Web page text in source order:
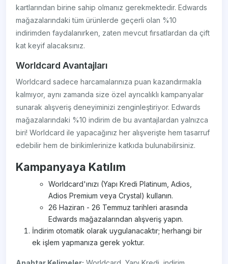
kartlarından birine sahip olmanız gerekmektedir. Edwards
mağazalarındaki tüm ürünlerde geçerli olan %10
indirimden faydalanırken, zaten mevcut fırsatlardan da çift
kat keyif alacaksınız.
Worldcard Avantajları
Worldcard sadece harcamalarınıza puan kazandırmakla
kalmıyor, aynı zamanda size özel ayrıcalıklı kampanyalar
sunarak alışveriş deneyiminizi zenginleştiriyor. Edwards
mağazalarındaki %10 indirim de bu avantajlardan yalnızca
biri! Worldcard ile yapacağınız her alışverişte hem tasarruf
edebilir hem de birikimlerinize katkıda bulunabilirsiniz.
Kampanyaya Katılım
Worldcard'ınızı (Yapı Kredi Platinum, Adios,
Adios Premium veya Crystal) kullanın.
26 Haziran - 26 Temmuz tarihleri arasında
Edwards mağazalarından alışveriş yapın.
İndirim otomatik olarak uygulanacaktır; herhangi bir
ek işlem yapmanıza gerek yoktur.